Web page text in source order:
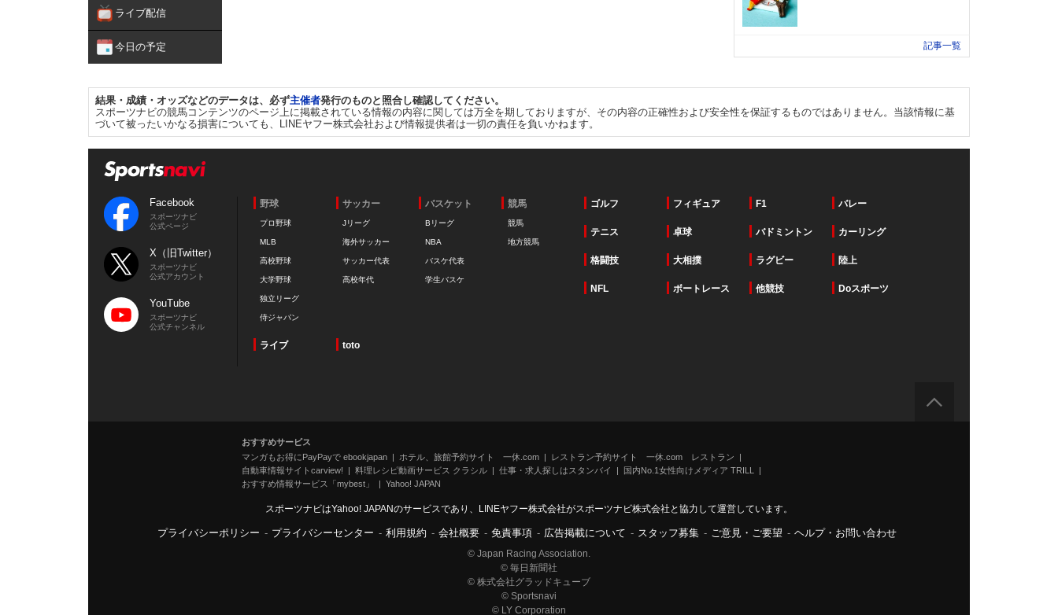
ライブ配信
今日の予定 記事一覧
結果・成績・オッズなどのデータは、必ず主催者発行のものと照合し確認してください。
スポーツナビの競馬コンテンツのページ上に掲載されている情報の内容に関しては万全を期しておりますが、その内容の正確性および安全性を保証するものではありません。当該情報に基
づいて被ったいかなる損害についても、LINEヤフー株式会社および情報提供者は一切の責任を負いかねます。
Facebook
スポーツナビ
公式ページ
X（旧Twitter）
スポーツナビ
公式アカウント
YouTube
スポーツナビ
公式チャンネル
野球
プロ野球
MLB
高校野球
大学野球
独立リーグ
侍ジャパン
サッカー
Jリーグ
海外サッカー
サッカー代表
高校年代
バスケット
Bリーグ
NBA
バスケ代表
学生バスケ
競馬
競馬
地方競馬
ゴルフ フィギュア F1 バレー
テニス 卓球 バドミントン カーリング
格闘技 大相撲 ラグビー 陸上
NFL ボートレース 他競技 Doスポーツ
ライブ toto
おすすめサービス
マンガもお得にPayPayで ebookjapan
ホテル、旅館予約サイト 一休.com
レストラン予約サイト 一休.com レストラン
自動車情報サイトcarview!
料理レシピ動画サービス クラシル 仕事・求人探しはスタンバイ
国内No.1女性向けメディア TRILL
おすすめ情報サービス「mybest」
Yahoo! JAPAN
スポーツナビはYahoo! JAPANのサービスであり、LINEヤフー株式会社がスポーツナビ株式会社と協力して運営しています。
プライバシーポリシー - プライバシーセンター - 利用規約 - 会社概要 - 免責事項 - 広告掲載について - スタッフ募集 - ご意見・ご要望 - ヘルプ・お問い合わせ
© Japan Racing Association.
© 毎日新聞社
© 株式会社グラッドキューブ
© Sportsnavi
© LY Corporation